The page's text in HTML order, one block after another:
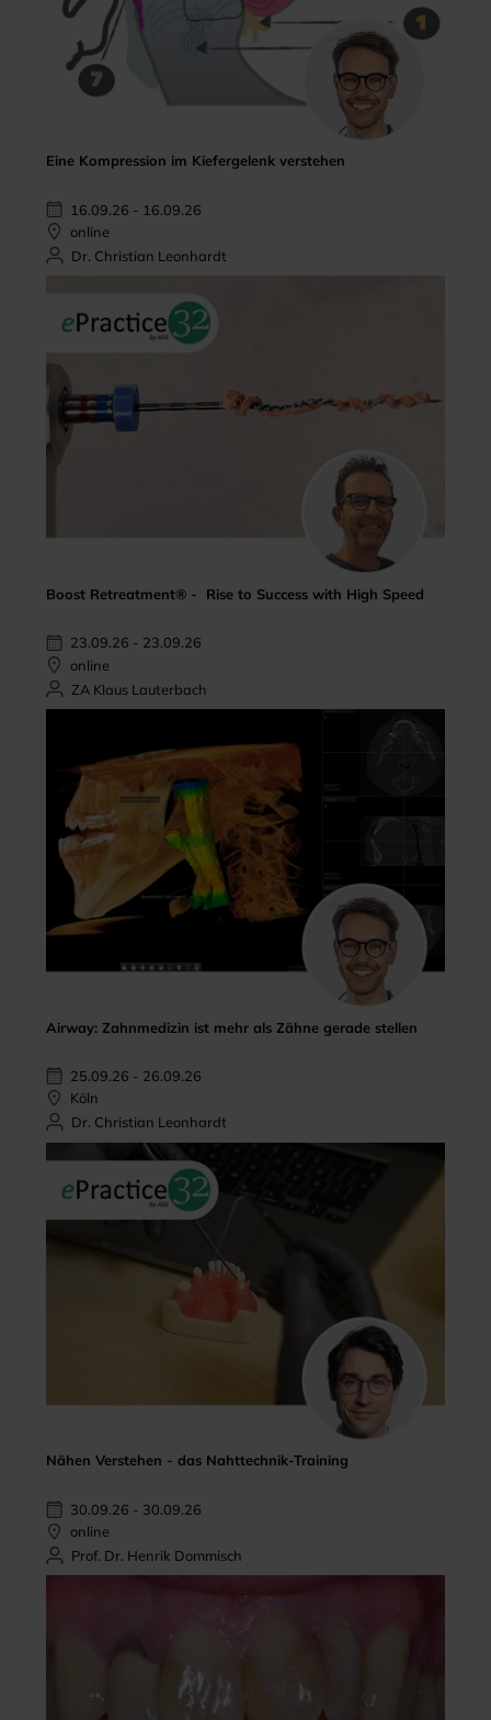
Eine Kompression im Kiefergelenk verstehen
16.09.26 - 16.09.26
online
Dr. Christian Leonhardt
Boost Retreatment® - Rise to Success with High Speed
23.09.26 - 23.09.26
online
ZA Klaus Lauterbach
Airway: Zahnmedizin ist mehr als Zähne gerade stellen
25.09.26 - 26.09.26
Köln
Dr. Christian Leonhardt
Nähen Verstehen - das Nahttechnik-Training
30.09.26 - 30.09.26
online
Prof. Dr. Henrik Dommisch